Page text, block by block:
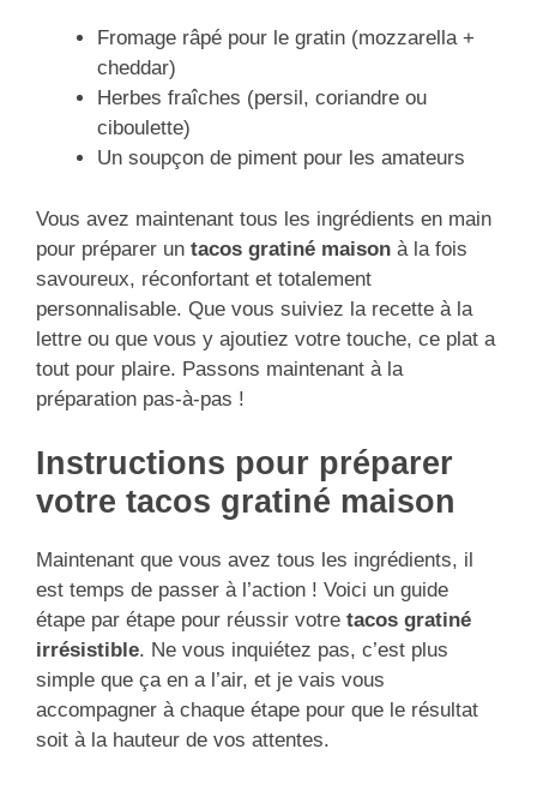
Fromage râpé pour le gratin (mozzarella +
cheddar)
Herbes fraîches (persil, coriandre ou
ciboulette)
Un soupçon de piment pour les amateurs
Vous avez maintenant tous les ingrédients en main
pour préparer un tacos gratiné maison à la fois
savoureux, réconfortant et totalement
personnalisable. Que vous suiviez la recette à la
lettre ou que vous y ajoutiez votre touche, ce plat a
tout pour plaire. Passons maintenant à la
préparation pas-à-pas !
Instructions pour préparer
votre tacos gratiné maison
Maintenant que vous avez tous les ingrédients, il
est temps de passer à l’action ! Voici un guide
étape par étape pour réussir votre tacos gratiné
irrésistible. Ne vous inquiétez pas, c’est plus
simple que ça en a l’air, et je vais vous
accompagner à chaque étape pour que le résultat
soit à la hauteur de vos attentes.